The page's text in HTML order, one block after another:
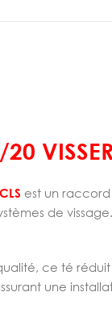
est un
de
ce té
une